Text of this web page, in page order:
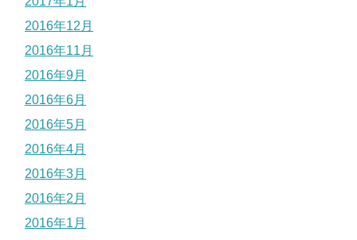
2016年12月
2016年11月
2016年9月
2016年6月
2016年5月
2016年4月
2016年3月
2016年2月
2016年1月